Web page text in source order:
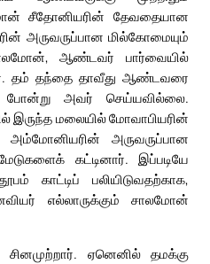
சீதோனியரின் தேவதையான
அருவருப்பான மில்கோமையும்
ஆண்டவர் பார்வையில்
தம் தந்தை தாவீது ஆண்டவரை
போன்று அவர் செய்யவில்லை.
இருந்த மலையில் மோவாபியரின்
அம்மோனியரின் அருவருப்பான
கட்டினார். இப்படியே
காட்டிப் பலியிடுவதற்காக,
எல்லாருக்கும் சாலமோன்
ஏனெனில் தமக்கு